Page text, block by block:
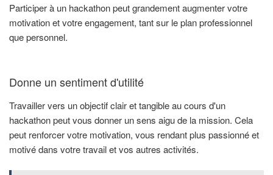
Participer à un hackathon peut grandement augmenter votre
motivation et votre engagement, tant sur le plan professionnel
que personnel.
Donne un sentiment d'utilité
Travailler vers un objectif clair et tangible au cours d'un
hackathon peut vous donner un sens aigu de la mission. Cela
peut renforcer votre motivation, vous rendant plus passionné et
motivé dans votre travail et vos autres activités.